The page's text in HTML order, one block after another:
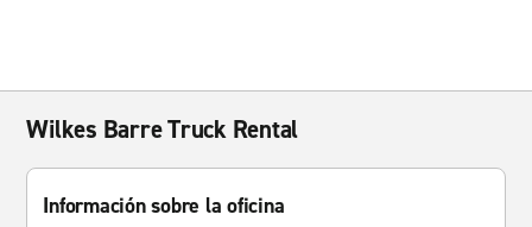
Wilkes Barre Truck Rental
Información sobre la oficina